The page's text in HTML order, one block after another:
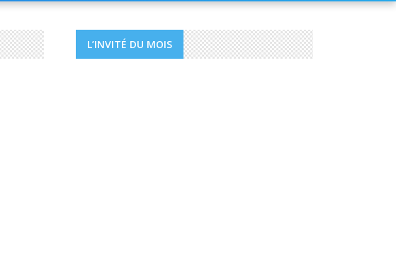
L’INVITÉ DU MOIS